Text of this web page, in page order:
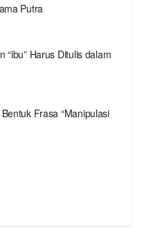
Putra
“ibu” Harus Ditulis dalam
Frasa “Manipulasi